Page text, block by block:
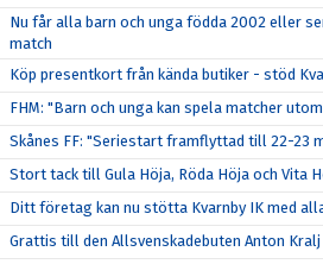
Nu får alla barn och unga födda 2002 eller
match
Köp presentkort från kända butiker - stöd
FHM: "Barn och unga kan spela matcher
Skånes FF: "Seriestart framflyttad till 22-23
Stort tack till Gula Höja, Röda Höja och Vita
Ditt företag kan nu stötta Kvarnby IK med
Grattis till den Allsvenskadebuten Anton Kralj